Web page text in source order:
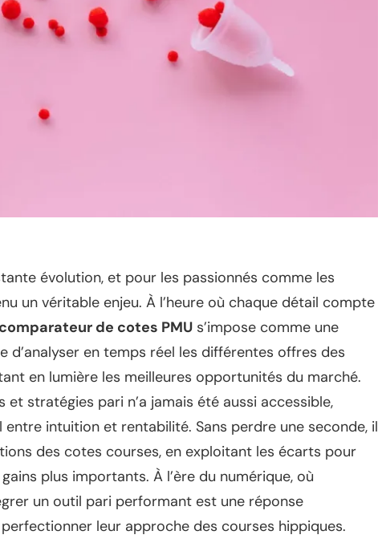
évolution, et pour les passionnés comme les
un véritable enjeu. À l’heure où chaque détail compte
comparateur de cotes PMU s’impose comme une
en temps réel les différentes offres des
en lumière les meilleures opportunités du marché.
stratégies pari n’a jamais été aussi accessible,
intuition et rentabilité. Sans perdre une seconde, il
des cotes courses, en exploitant les écarts pour
plus importants. À l’ère du numérique, où
un outil pari performant est une réponse
leur approche des courses hippiques.